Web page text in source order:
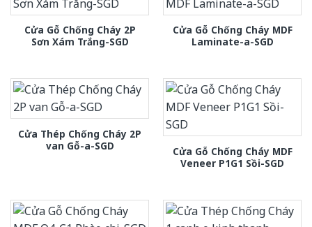
Cửa Gỗ Chống Cháy 2P
Sơn Xám Trắng-SGD
Cửa Gỗ Chống Cháy MDF
Laminate-a-SGD
Cửa Thép Chống Cháy 2P
van Gỗ-a-SGD
Cửa Gỗ Chống Cháy MDF
Veneer P1G1 Sồi-SGD